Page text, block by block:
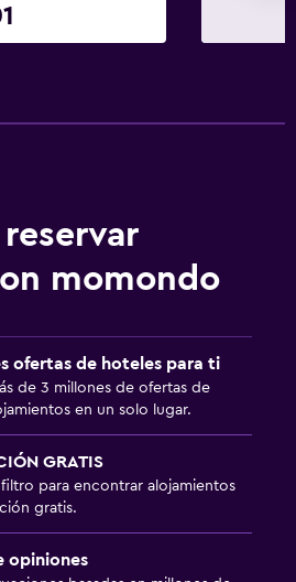
momondo
ofertas de hoteles para ti
de 3 millones de ofertas de
en un solo lugar.
GRATIS
para encontrar alojamientos
gratis.
opiniones